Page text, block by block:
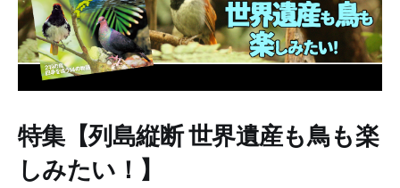
特集【列島縦断 世界遺産も鳥も楽
しみたい！】